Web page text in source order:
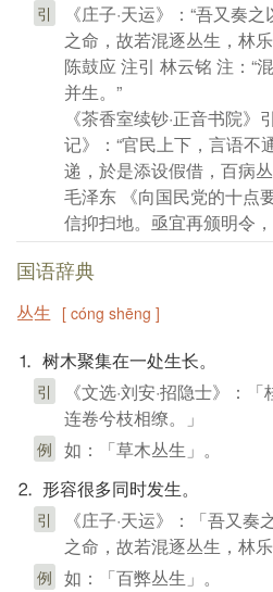
引
《庄子·天运》：“吾又奏
之命，故若混逐丛生，林
陈鼓应 注引 林云铭 注：“
并生。”
《茶香室续钞·正音书院
记》：“官民上下，言语不
递，於是添设假借，百病
毛泽东 《向国民党的十点
信抑扫地。亟宜再颁明令
国语辞典
丛生 [ cóng shēng ]
⒈ 树木聚集在一处生长。
引
《文选·刘安·招隐士》：
连卷兮枝相缭。」
例 如：「草木丛生」。
⒉ 形容很多同时发生。
引
《庄子·天运》：「吾又
之命，故若混逐丛生，林
例 如：「百弊丛生」。